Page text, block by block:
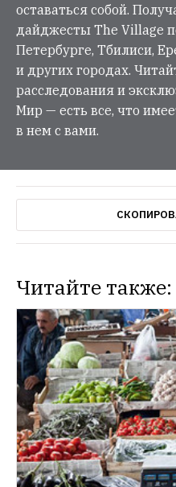
оставаться собой.
дайджесты The Village
Петербурге, Тбилиси,
и других городах.
расследования и
Мир — есть все, что
в нем с вами.
Читайте также:
ГАЛЕРЕИ
В Москве открылся
площади больше 2
метров работают
залов